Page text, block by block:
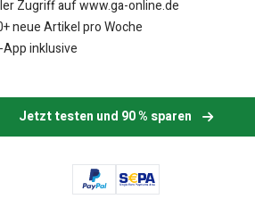
Zugriff auf www.ga-online.de
neue Artikel pro Woche
App inklusive
Jetzt testen und 90 % sparen